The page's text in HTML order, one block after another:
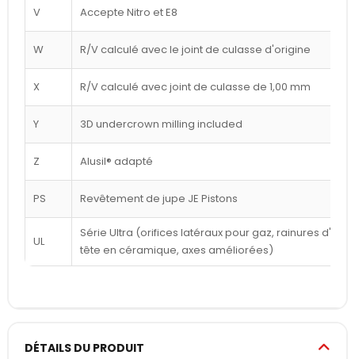
V Accepte Nitro et E8
W R/V calculé avec le joint de culasse d'origine
X R/V calculé avec joint de culasse de 1,00 mm
Y 3D undercrown milling included
Z Alusil® adapté
PS Revêtement de jupe JE Pistons
UL
Série Ultra (orifices latéraux pour gaz, rainures
tête en céramique, axes améliorées)
DÉTAILS DU PRODUIT